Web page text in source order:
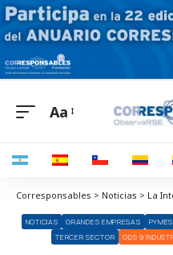
Aa
NOTICIAS GRANDES EMPRESAS PYMES
TERCER SECTOR
ODS 9